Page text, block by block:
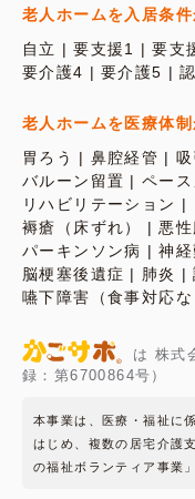
老人ホームを入居条
自立
要支援1 要支
要介護4
要介護5
老人ホームを医療体
胃ろう
鼻腔経管 吸
バルーン留置
ペー
リハビリテーション
褥瘡（床ずれ）
悪性
パーキンソン病
神経
脳梗塞後遺症
肺炎
嚥下障害（食事対応な
は 株式
録：第6700864号）
本事業は、医療・福祉に
はじめ、複数の居宅介護
の福祉ボランティア事業